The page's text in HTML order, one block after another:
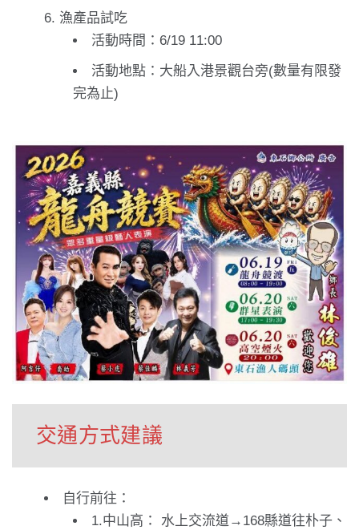
漁產品試吃
活動時間：6/19 11:00
活動地點：大船入港景觀台旁(數量有限發
完為止)
交通方式建議
自行前往：
1.中山高： 水上交流道→168縣道往朴子、